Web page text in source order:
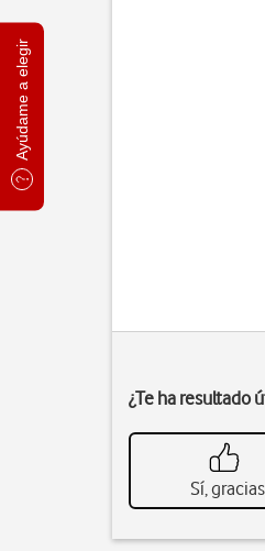
Ayúdame a elegir
¿Te ha resultado
Sí, gracias